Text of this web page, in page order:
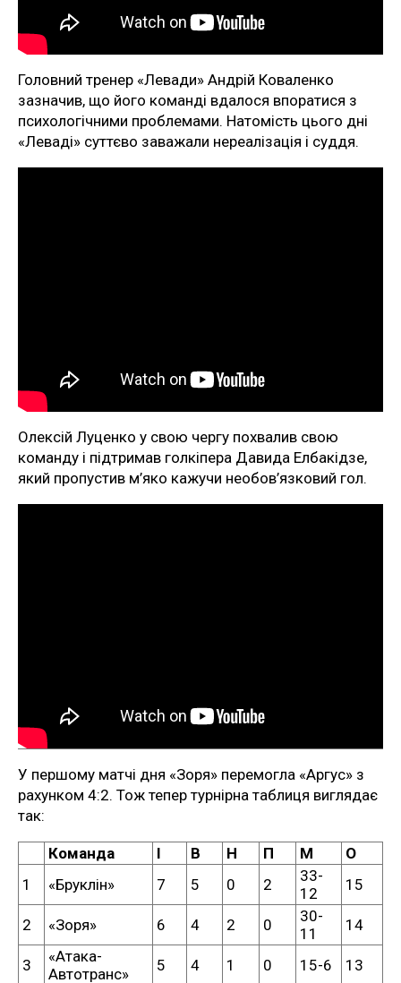
Головний тренер «Левади» Андрій Коваленко
зазначив, що його команді вдалося впоратися з
психологічними проблемами. Натомість цього дні
«Леваді» суттєво заважали нереалізація і суддя.
Олексій Луценко у свою чергу похвалив свою
команду і підтримав голкіпера Давида Елбакідзе,
який пропустив м’яко кажучи необов’язковий гол.
У першому матчі дня «Зоря» перемогла «Аргус» з
рахунком 4:2. Тож тепер турнірна таблиця виглядає
так:
Команда І В Н П М
О
1
«Бруклін» 7 5 0 2
33-
12
15
2 «Зоря» 6 4 2 0
30-
11
14
3
«Атака-
Автотранс»
5 4 1 0 15-6 13